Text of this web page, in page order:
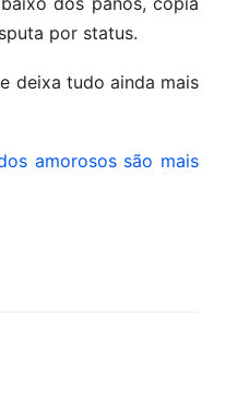
por status.
deixa tudo ainda mais
amorosos são mais